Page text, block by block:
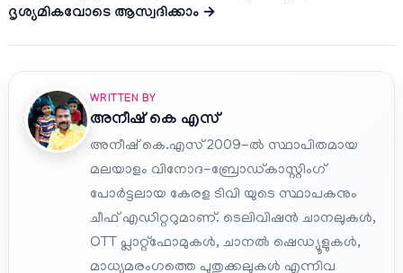
ദൃശ്യമികവോടെ ആസ്വദിക്കാം →
WRITTEN BY
അനീഷ്‌ കെ എസ്
അനീഷ് കെ.എസ് 2009-ൽ സ്ഥാപിതമായ
മലയാളം വിനോദ-ബ്രോഡ്കാസ്റ്റിംഗ്
പോർട്ടലായ കേരള ടിവി യുടെ സ്ഥാപകനും
ചീഫ് എഡിറ്ററുമാണ്. ടെലിവിഷൻ ചാനലുകൾ,
OTT പ്ലാറ്റ്‌ഫോമുകൾ, ചാനൽ ഷെഡ്യൂളുകൾ,
മാധ്യമരംഗത്തെ പുതുക്കലുകൾ എന്നിവ